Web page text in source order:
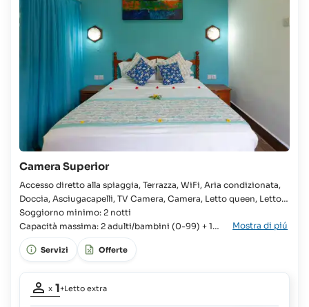
Camera Superior
Accesso diretto alla spiaggia, Terrazza, WiFi, Aria condizionata,
Doccia, Asciugacapelli, TV Camera, Camera, Letto queen, Letto
king, 2x Letto singolo disponibile, Armadio, Letto supplementare
disponibile, Bagno, WC, Solo alloggio, Soggiorno, Area salotto,
Telefono,
Soggiorno minimo: 2 notti
Capacità massima: 2 adulti/bambini (0-99) + 1
neonato (0-2)
Mostra di piú
Servizi Offerte
Partecipanti
x 1+Letto extra